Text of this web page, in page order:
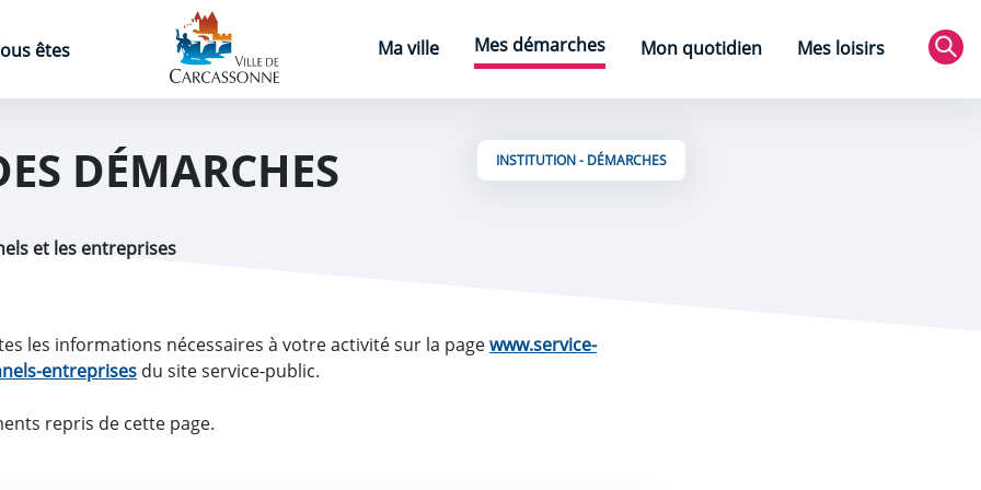
êtes
Page d'accueil
Ma ville
Mes démarches Mon quotidien
Mes loisirs
DÉMARCHES
et les entreprises
INSTITUTION - DÉMARCHES
les informations nécessaires à votre activité sur la pagewww.service-
entreprises du site service-public.
repris de cette page.